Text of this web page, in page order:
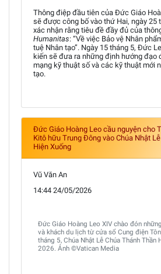
Thông điệp đầu tiên của Đức Giáo
sẽ được công bố vào thứ Hai, ngày 25
xác nhận rằng tiêu đề đầy đủ của
Humanitas: “Về việc Bảo vệ Nhân
tuệ Nhân tạo”. Ngày 15 tháng 5, Đức
kiến sẽ đưa ra những định hướng đạo
mạng kỹ thuật số và các kỹ thuật mới
tạo.
Đức Giáo Hoàng Leo cầu nguyện cho
Kitô hữu Trung Đông vào Chúa Nhật
Hiện Xuống
Vũ Văn An
14:44 24/05/2026
Đức Giáo Hoàng Leo XIV chào đón
và khách du lịch từ cửa sổ Cung điện
tháng 5, Chúa Nhật Lễ Chúa Thánh Thần
2026. Ảnh ©Vatican Media